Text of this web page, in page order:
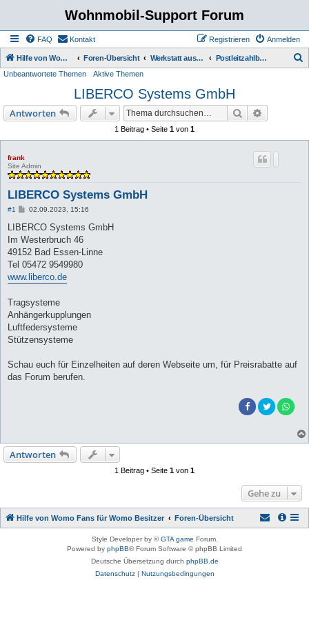
Wohnmobil-Support Forum
FAQ Kontakt Anmelden
Registrieren
Hilfe von Womo Fans für Womo Besitzer Foren-Übersicht Werkstatt aus der Region kommerziell Postleitzahlbereich 4
Unbeantwortete Themen Aktive Themen
LIBERCO Systems GmbH
Antworten Suche
1 Beitrag • Seite 1 von 1
frank
Site Admin
LIBERCO Systems GmbH
#1
B
i
r
a
02.09.2023, 15:16
LIBERCO Systems GmbH
Im Westerbruch 46
49152 Bad Essen-Linne
Tel 05472 9549980
www.liberco.de
Tragsysteme
Anhängerkupplungen
Luftfedersysteme
Stützensysteme
Schau euch für Einzelheiten auf deren Webseite um, für Preisrabatte auf
das Forum berufen.
Antworten
1 Beitrag • Seite 1 von 1
Gehe zu
Hilfe von Womo Fans für Womo Besitzer Foren-Übersicht
Style Developer by ©GTA game Forum.
Powered by phpBB® Forum Software © phpBB Limited
Deutsche Übersetzung durch phpBB.de
Datenschutz| Nutzungsbedingungen